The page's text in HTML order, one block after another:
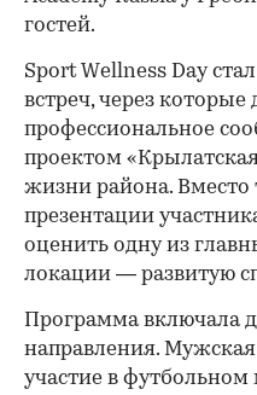
гостей.
Sport Wellness Day
встреч, через
профессиональное
проектом
жизни района.
презентации
оценить одну из
локации — развитую
Программа включала
направления.
участие в футбольном